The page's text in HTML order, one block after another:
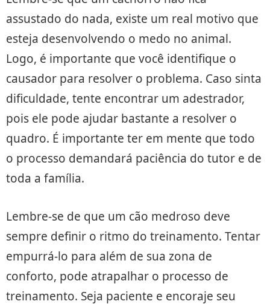
assustado do nada, existe um real motivo que
esteja desenvolvendo o medo no animal.
Logo, é importante que você identifique o
causador para resolver o problema. Caso sinta
dificuldade, tente encontrar um adestrador,
pois ele pode ajudar bastante a resolver o
quadro. É importante ter em mente que todo
o processo demandará paciência do tutor e de
toda a família.
Lembre-se de que um cão medroso deve
sempre definir o ritmo do treinamento. Tentar
empurrá-lo para além de sua zona de
conforto, pode atrapalhar o processo de
treinamento. Seja paciente e encoraje seu